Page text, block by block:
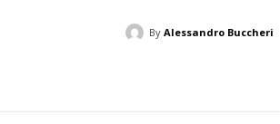
By Alessandro Buccheri